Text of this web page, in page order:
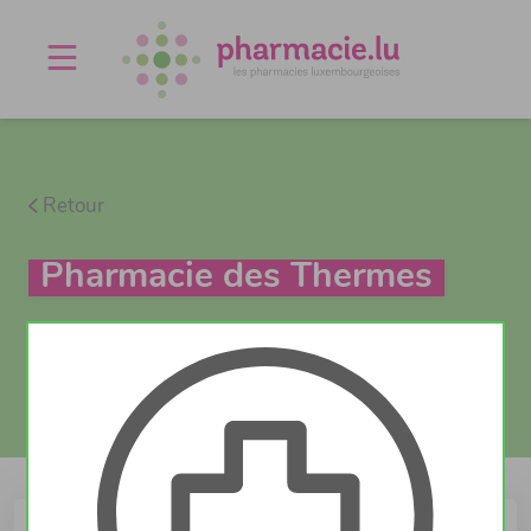
Retour
Pharmacie des Thermes
Actuellement fermé
Agenda
À propos